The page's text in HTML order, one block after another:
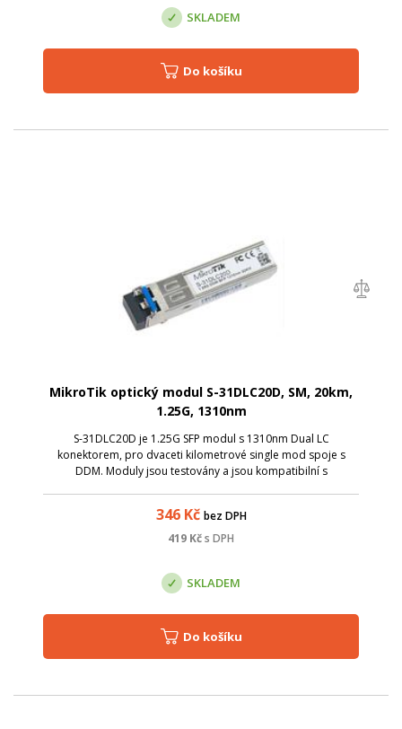
SKLADEM
Do košíku
MikroTik optický modul S-31DLC20D, SM, 20km,
1.25G, 1310nm
S-31DLC20D je 1.25G SFP modul s 1310nm Dual LC
konektorem, pro dvaceti kilometrové single mod spoje s
DDM. Moduly jsou testovány a jsou kompatibilní s
346Kč bez DPH
419 Kčs DPH
SKLADEM
Do košíku